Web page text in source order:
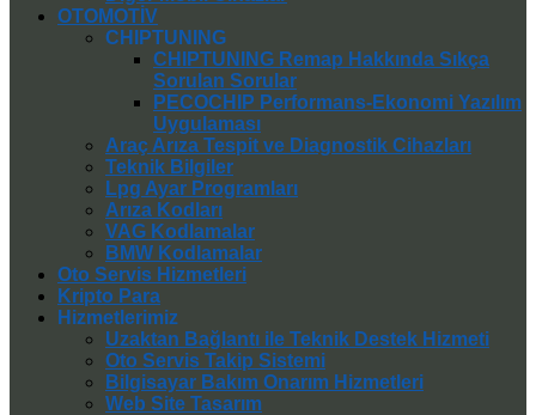
OTOMOTİV
CHIPTUNING
CHIPTUNING Remap Hakkında Sıkça
Sorulan Sorular
PECOCHIP Performans-Ekonomi Yazılım
Uygulaması
Araç Arıza Tespit ve Diagnostik Cihazları
Teknik Bilgiler
Lpg Ayar Programları
Arıza Kodları
VAG Kodlamalar
BMW Kodlamalar
Oto Servis Hizmetleri
Kripto Para
Hizmetlerimiz
Uzaktan Bağlantı ile Teknik Destek Hizmeti
Oto Servis Takip Sistemi
Bilgisayar Bakım Onarım Hizmetleri
Web Site Tasarım